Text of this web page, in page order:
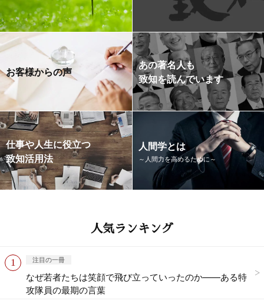
お客様からの声
あの著名人も
致知を読んでいます
仕事や人生に役立つ
致知活用法
人間学とは
～人間力を高めるために～
人気ランキング
注目の一冊
なぜ若者たちは笑顔で飛び立っていったのか——ある特
攻隊員の最期の言葉